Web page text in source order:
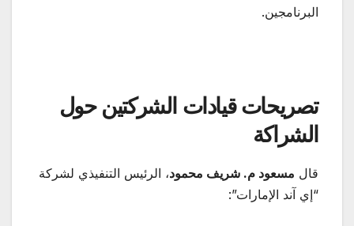
البرنامجين.
تصريحات قيادات الشركتين حول
الشراكة
قال مسعود م. شريف محمود، الرئيس التنفيذي لشركة
“إي آند الإمارات”: